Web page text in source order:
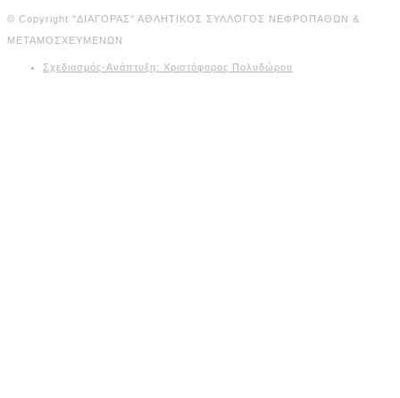
© Copyright "ΔΙΑΓΟΡΑΣ" ΑΘΛΗΤΙΚΟΣ ΣΥΛΛΟΓΟΣ ΝΕΦΡΟΠΑΘΩΝ &
ΜΕΤΑΜΟΣΧΕΥΜΕΝΩΝ
Σχεδιασμός-Ανάπτυξη: Χριστόφορος Πολυδώρου